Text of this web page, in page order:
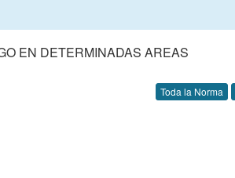
EN DETERMINADAS AREAS
Toda la Norma